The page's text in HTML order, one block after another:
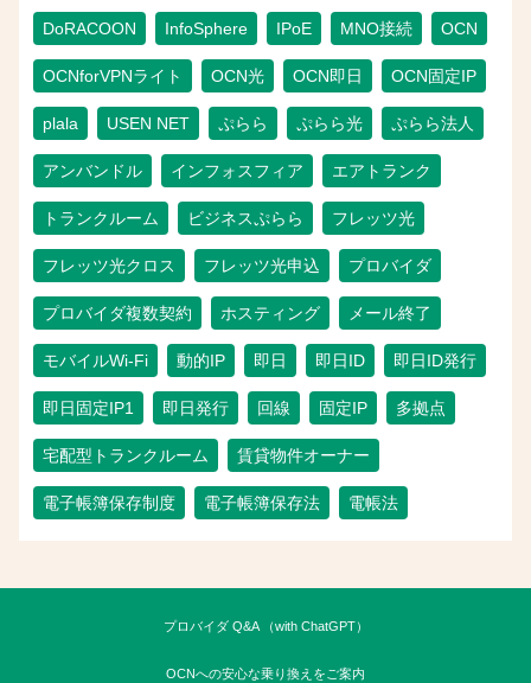
DoRACOON InfoSphere IPoE MNO接続 OCN
OCNforVPNライト OCN光 OCN即日 OCN固定IP
plala USEN NET ぷらら ぷらら光 ぷらら法人
アンバンドル インフォスフィア エアトランク
トランクルーム ビジネスぷらら フレッツ光
フレッツ光クロス フレッツ光申込 プロバイダ
プロバイダ複数契約 ホスティング メール終了
モバイルWi-Fi 動的IP 即日 即日ID 即日ID発行
即日固定IP1 即日発行 回線 固定IP 多拠点
宅配型トランクルーム 賃貸物件オーナー
電子帳簿保存制度 電子帳簿保存法 電帳法
プロバイダ Q&A （with ChatGPT）
OCNへの安心な乗り換えをご案内